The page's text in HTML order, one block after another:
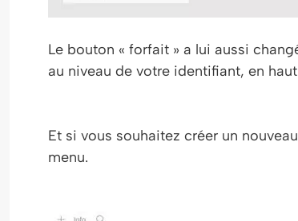
Le bouton « forfait » a lui aussi
au niveau de votre identifiant, en
Et si vous souhaitez créer un
menu.